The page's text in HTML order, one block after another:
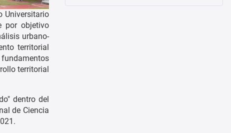
Universitario
por objetivo
urbano-
territorial
territorial
dentro del
de Ciencia